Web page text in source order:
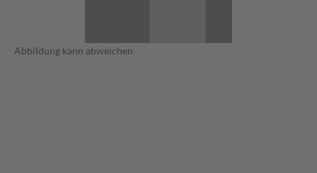
Abbildung kann abweichen